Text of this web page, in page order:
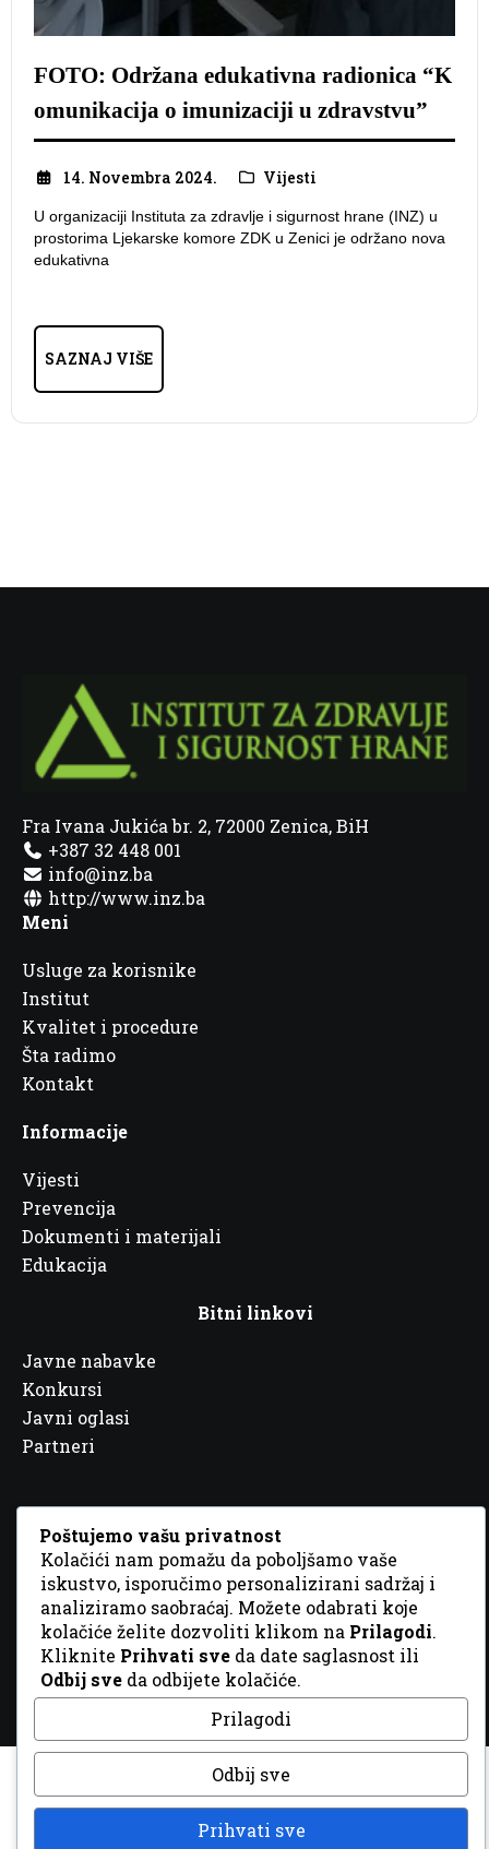
FOTO: Održana edukativna radionica “K
omunikacija o imunizaciji u zdravstvu”
14. Novembra 2024. Vijesti
U organizaciji Instituta za zdravlje i sigurnost hrane (INZ) u
prostorima Ljekarske komore ZDK u Zenici je održano nova
edukativna
SAZNAJ VIŠE
Fra Ivana Jukića br. 2, 72000 Zenica, BiH
+387 32 448 001
info@inz.ba
http://www.inz.ba
Meni
Usluge za korisnike
Institut
Kvalitet i procedure
Šta radimo
Kontakt
Informacije
Vijesti
Prevencija
Dokumenti i materijali
Edukacija
Bitni linkovi
Javne nabavke
Konkursi
Javni oglasi
Partneri
© 2026 Sva prava zadržana. DizajnGordonDM
Poštujemo vašu privatnost
Kolačići nam pomažu da poboljšamo vaše
iskustvo, isporučimo personalizirani sadržaj i
analiziramo saobraćaj. Možete odabrati koje
kolačiće želite dozvoliti klikom na Prilagodi.
Kliknite Prihvati sve da date saglasnost ili
Odbij sve da odbijete kolačiće.
Prilagodi
Odbij sve
Prihvati sve